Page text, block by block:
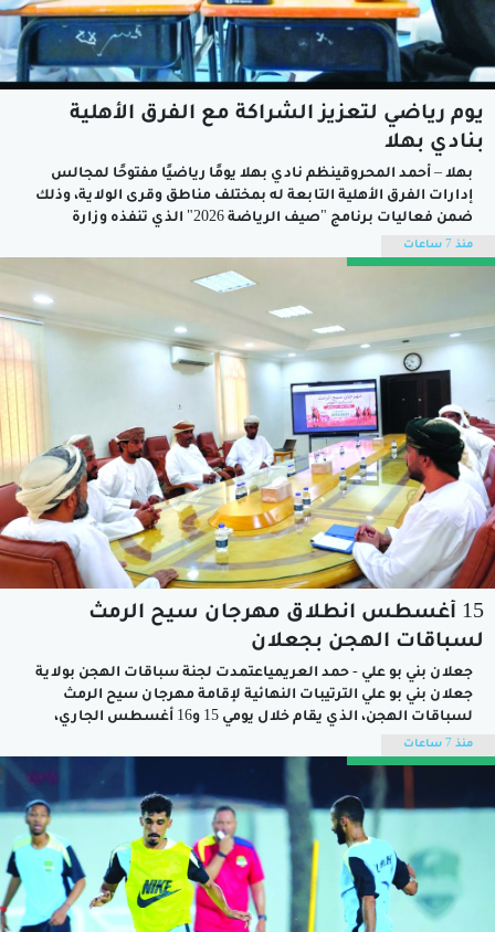
يوم رياضي لتعزيز الشراكة مع الفرق الأهلية
بنادي بهلا
بهلا – أحمد المحروقينظم نادي بهلا يومًا رياضيًا مفتوحًا لمجالس
إدارات الفرق الأهلية التابعة له بمختلف مناطق وقرى الولاية، وذلك
ضمن فعاليات برنامج "صيف الرياضة 2026" الذي تنفذه وزارة
الثقافة والرياضة والشباب، بمشاركة واسعة من رؤساء الفرق
الأهلية والرياضيين وعدد من المؤسسات المجتمعية، في خطوة
منذ 7 ساعات
15 أغسطس انطلاق مهرجان سيح الرمث
لسباقات الهجن بجعلان
جعلان بني بو علي - حمد العريمياعتمدت لجنة سباقات الهجن بولاية
جعلان بني بو علي الترتيبات النهائية لإقامة مهرجان سيح الرمث
لسباقات الهجن، الذي يقام خلال يومي 15 و16 أغسطس الجاري،
وذلك خلال اجتماعها برئاسة سعادة محمد بن حميد بن محمد
الغابشي، والي جعلان بني بو علي رئيس اللجنة، وبحضور...
منذ 7 ساعات